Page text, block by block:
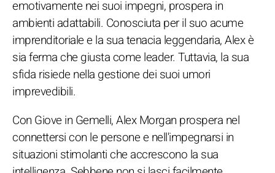
emotivamente nei suoi impegni, prospera in
ambienti adattabili. Conosciuta per il suo acume
imprenditoriale e la sua tenacia leggendaria, Alex è
sia ferma che giusta come leader. Tuttavia, la sua
sfida risiede nella gestione dei suoi umori
imprevedibili.
Con Giove in Gemelli, Alex Morgan prospera nel
connettersi con le persone e nell'impegnarsi in
situazioni stimolanti che accrescono la sua